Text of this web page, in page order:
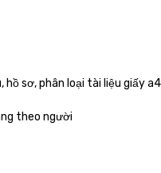
sơ, phân loại tài liệu giấy
theo người